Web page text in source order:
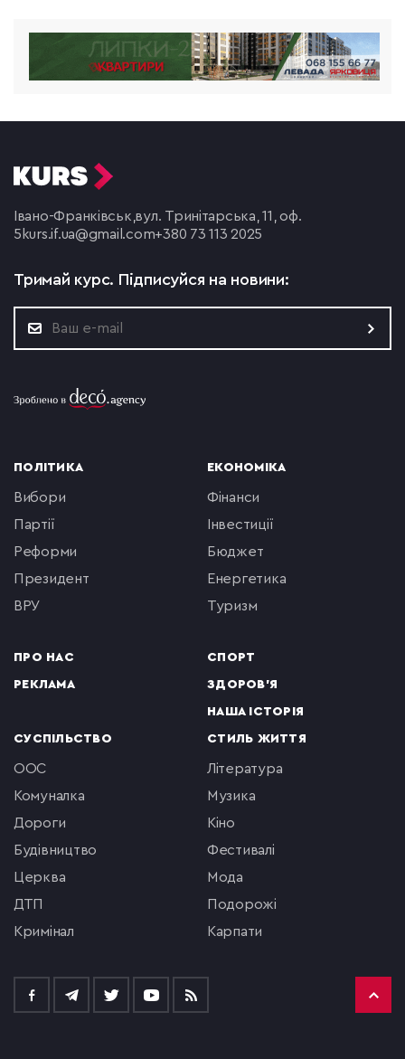
Івано-Франківськ,вул. Тринітарська, 11, оф.
5 kurs.if.ua@gmail.com+380 73 113 2025
Тримай курс. Підписуйся на новини:
ПОЛІТИКА
вибори
партії
реформи
президент
ВРУ
ПРО НАС
РЕКЛАМА
ЕКОНОМІКА
фінанси
інвестиції
бюджет
енергетика
туризм
СПОРТ
ЗДОРОВ'Я
НАША ІСТОРІЯ
СУСПІЛЬСТВО
ООС
комуналка
Дороги
будівництво
церква
ДТП
кримінал
СТИЛЬ ЖИТТЯ
література
музика
кіно
фестивалі
мода
подорожі
Карпати